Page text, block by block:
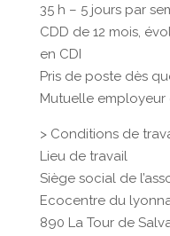
35 h – 5 jours par
CDD de 12 mois,
en CDI
Pris de poste dès
Mutuelle employeur
> Conditions de
Lieu de travail
Siège social de
Ecocentre du
890 La Tour de